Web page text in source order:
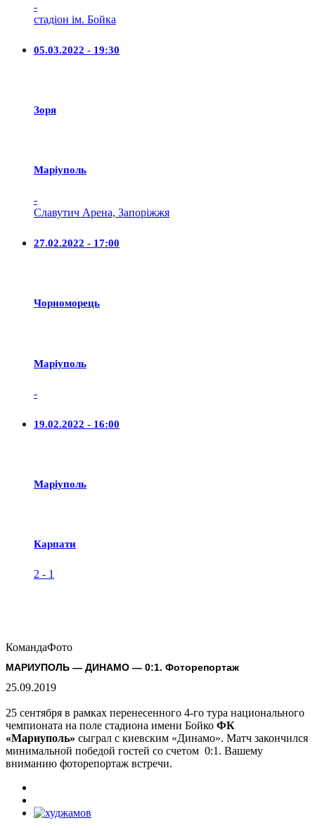
-
стадіон ім. Бойка
05.03.2022 - 19:30
Зоря
Маріуполь
-
Славутич Арена, Запоріжжя
27.02.2022 - 17:00
Чорноморець
Маріуполь
-
19.02.2022 - 16:00
Маріуполь
Карпати
2 - 1
КомандаФото
МАРИУПОЛЬ — ДИНАМО — 0:1. Фоторепортаж
25.09.2019
25 сентября в рамках перенесенного 4-го тура национального
чемпионата на поле стадиона имени Бойко ФК
«Мариуполь» сыграл с киевским «Динамо». Матч закончился
минимальной победой гостей со счетом 0:1. Вашему
вниманию фоторепортаж встречи.